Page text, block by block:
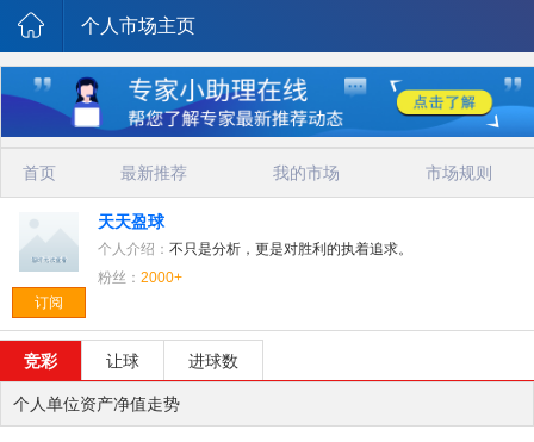
个人市场主页
首页 最新推荐 我的市场 市场规则
订阅
天天盈球
个人介绍： 不只是分析，更是对胜利的执着追求。
粉丝： 2000+
竞彩 让球 进球数
个人单位资产净值走势